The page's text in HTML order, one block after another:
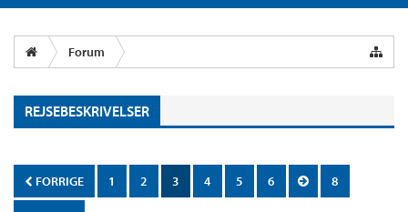
Forum
REJSEBESKRIVELSER
FORRIGE 1 2 3 4 5 6 8